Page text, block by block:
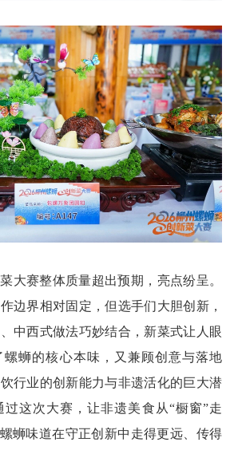
大赛整体质量超出预期，亮点纷呈。
边界相对固定，但选手们大胆创新，
中西式做法巧妙结合，新菜式让人眼
螺蛳的核心本味，又兼顾创意与落地
行业的创新能力与非遗活化的巨大潜
这次大赛，让非遗美食从“橱窗”走
蛳味道在守正创新中走得更远、传得